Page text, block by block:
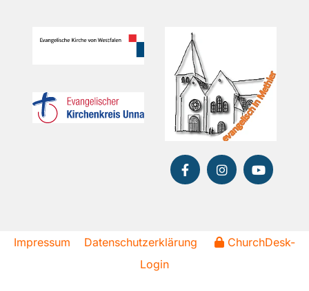
Impressum Datenschutzerklärung
ChurchDesk-
Login